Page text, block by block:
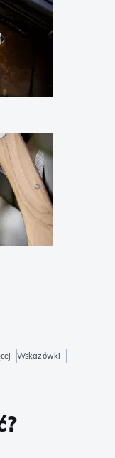
Wskazówki